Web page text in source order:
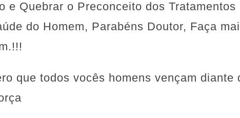
e Quebrar o Preconceito dos
do Homem, Parabéns Doutor, Faça
que todos vocês homens vençam diante